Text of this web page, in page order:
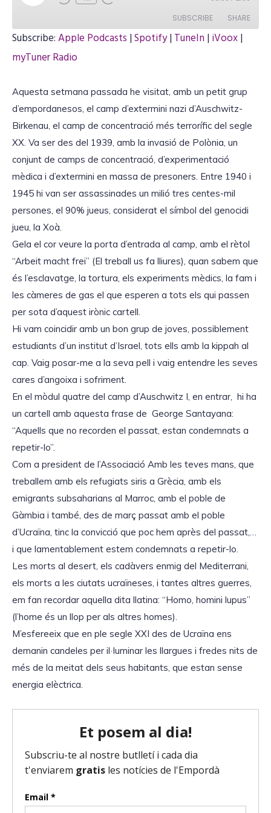
l
E
p
s
SUBSCRIBE SHARE
Apple Podcasts
myTuner Radio
RSS FEED
SHARE
EMBED
Subscribe:Apple Podcasts |Spotify|TuneIn |iVoox|
myTuner Radio
Aquesta setmana passada he visitat, amb un petit grup
d’empordanesos, el camp d’extermini nazi d’Auschwitz-
Birkenau, el camp de concentració més terrorífic del segle
XX. Va ser des del 1939, amb la invasió de Polònia, un
conjunt de camps de concentració, d’experimentació
mèdica i d’extermini en massa de presoners. Entre 1940 i
1945 hi van ser assassinades un milió tres centes-mil
persones, el 90% jueus, considerat el símbol del genocidi
jueu, la Xoà.
Gela el cor veure la porta d’entrada al camp, amb el rètol
“Arbeit macht frei” (El treball us fa lliures), quan sabem que
és l’esclavatge, la tortura, els experiments mèdics, la fam i
les càmeres de gas el que esperen a tots els qui passen
per sota d’aquest irònic cartell.
Hi vam coincidir amb un bon grup de joves, possiblement
estudiants d’un institut d’Israel, tots ells amb la kippah al
cap. Vaig posar-me a la seva pell i vaig entendre les seves
cares d’angoixa i sofriment.
En el mòdul quatre del camp d’Auschwitz I, en entrar, hi ha
un cartell amb aquesta frase de George Santayana:
“Aquells que no recorden el passat, estan condemnats a
repetir-lo”.
Com a president de l’Associació Amb les teves mans, que
treballem amb els refugiats siris a Grècia, amb els
emigrants subsaharians al Marroc, amb el poble de
Gàmbia i també, des de març passat amb el poble
d’Ucraïna, tinc la convicció que poc hem après del passat,…
i que lamentablement estem condemnats a repetir-lo.
Les morts al desert, els cadàvers enmig del Mediterrani,
els morts a les ciutats ucraïneses, i tantes altres guerres,
em fan recordar aquella dita llatina: “Homo, homini lupus”
(l’home és un llop per als altres homes).
M’esfereeix que en ple segle XXI des de Ucraïna ens
demanin candeles per il·luminar les llargues i fredes nits de
més de la meitat dels seus habitants, que estan sense
energia elèctrica.